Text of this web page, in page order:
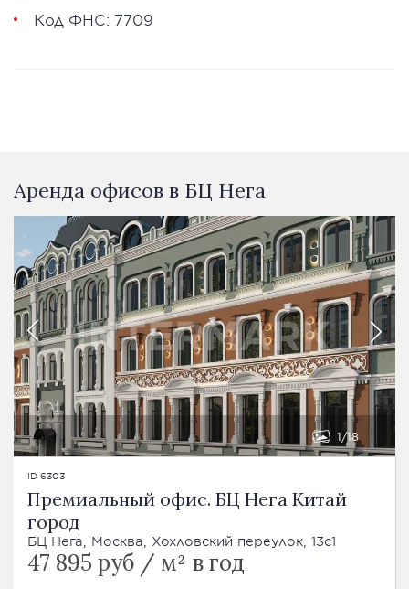
Код ФНС: 7709
Аренда офисов в БЦ Нега
1 18
ID 6303
Премиальный офис. БЦ Нега Китай
город
БЦ Нега, Москва, Хохловский переулок, 13с1
47 895 руб / м² в год